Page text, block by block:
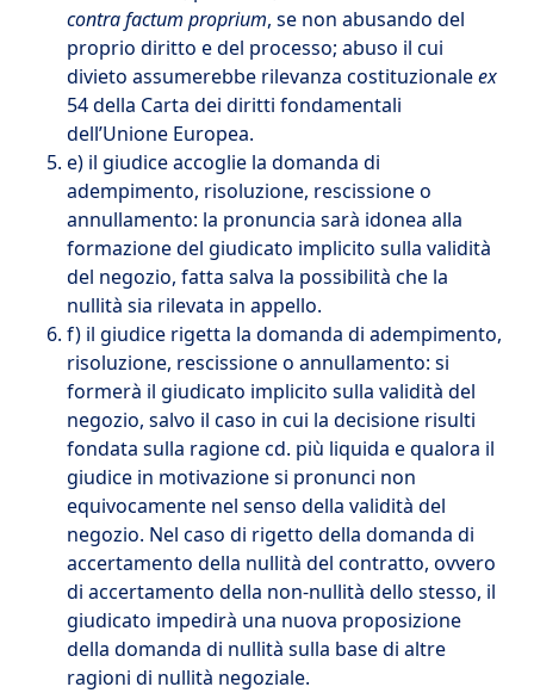
contra factum proprium, se non abusando del
proprio diritto e del processo; abuso il cui
divieto assumerebbe rilevanza costituzionaleex
54 della Carta dei diritti fondamentali
dell’Unione Europea.
e) il giudice accoglie la domanda di
adempimento, risoluzione, rescissione o
annullamento: la pronuncia sarà idonea alla
formazione del giudicato implicito sulla validità
del negozio, fatta salva la possibilità che la
nullità sia rilevata in appello.
f) il giudice rigetta la domanda di adempimento,
risoluzione, rescissione o annullamento: si
formerà il giudicato implicito sulla validità del
negozio, salvo il caso in cui la decisione risulti
fondata sulla ragione cd. più liquida e qualora il
giudice in motivazione si pronunci non
equivocamente nel senso della validità del
negozio. Nel caso di rigetto della domanda di
accertamento della nullità del contratto, ovvero
di accertamento della non-nullità dello stesso, il
giudicato impedirà una nuova proposizione
della domanda di nullità sulla base di altre
ragioni di nullità negoziale.